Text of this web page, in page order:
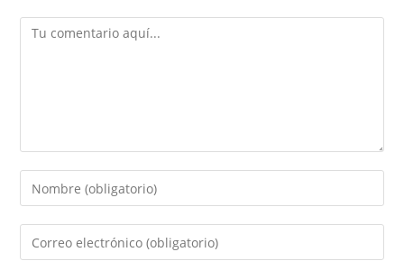
Comentario
Introduce
tu
nombre
Introduce
tu